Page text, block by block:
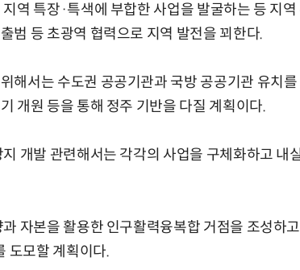
역 특장·특색에 부합한 사업을 발굴하는 등 지
범 등 초광역 협력으로 지역 발전을 꾀한다.
해서는 수도권 공공기관과 국방 공공기관 유치를
개원 등을 통해 정주 기반을 다질 계획이다.
개발 관련해서는 각각의 사업을 구체화하고 내
자본을 활용한 인구활력융복합 거점을 조성하
도모할 계획이다.